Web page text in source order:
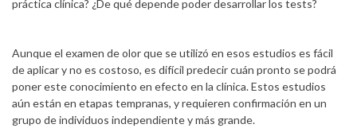
práctica clínica? ¿De qué depende poder desarrollar los tests?
Aunque el examen de olor que se utilizó en esos estudios es fácil
de aplicar y no es costoso, es difícil predecir cuán pronto se podrá
poner este conocimiento en efecto en la clínica. Estos estudios
aún están en etapas tempranas, y requieren confirmación en un
grupo de individuos independiente y más grande.